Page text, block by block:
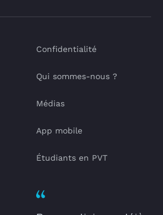
Confidentialité
Qui sommes-nous ?
Médias
App mobile
Étudiants en PVT